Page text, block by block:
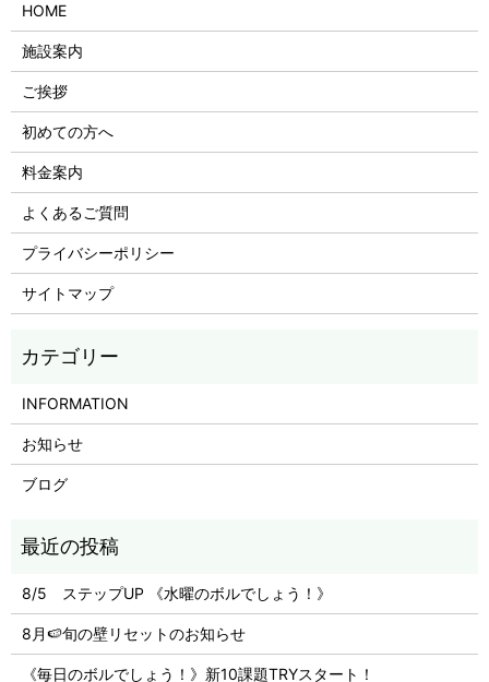
HOME
施設案内
ご挨拶
初めての方へ
料金案内
よくあるご質問
プライバシーポリシー
サイトマップ
INFORMATION
お知らせ
ブログ
8/5 ステップUP 《水曜のボルでしょう！》
8月🍉旬の壁リセットのお知らせ
《毎日のボルでしょう！》新10課題TRYスタート！